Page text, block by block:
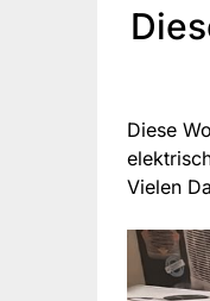
Diese
Vielen